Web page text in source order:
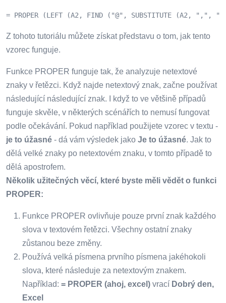
= PROPER (LEFT (A2, FIND ("@", SUBSTITUTE (A2,
Z tohoto tutoriálu můžete získat představu o tom, jak tento
vzorec funguje.
Funkce PROPER funguje tak, že analyzuje netextové
znaky v řetězci. Když najde netextový znak, začne používat
následující následující znak. I když to ve většině případů
funguje skvěle, v některých scénářích to nemusí fungovat
podle očekávání. Pokud například použijete vzorec v textu -
je to úžasné - dá vám výsledek jako Je to úžasné. Jak to
dělá velké znaky po netextovém znaku, v tomto případě to
dělá apostrofem.
Několik užitečných věcí, které byste měli vědět o funkci
PROPER:
Funkce PROPER ovlivňuje pouze první znak každého
slova v textovém řetězci. Všechny ostatní znaky
zůstanou beze změny.
Používá velká písmena prvního písmena jakéhokoli
slova, které následuje za netextovým znakem.
Například: = PROPER (ahoj, excel) vrací Dobrý den,
Excel